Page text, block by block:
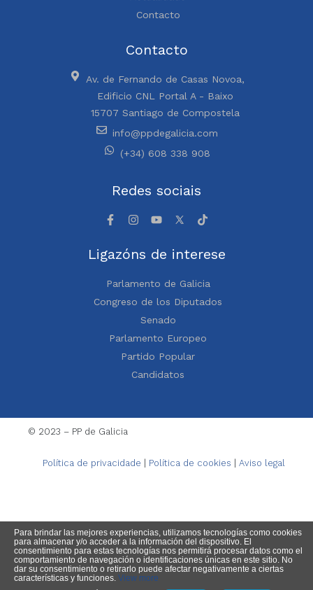
Contacto
Contacto
Av. de Fernando de Casas Novoa,
Edificio CNL Portal A - Baixo
15707 Santiago de Compostela
info@ppdegalicia.com
(+34) 608 338 908
Redes sociais
Ligazóns de interese
Parlamento de Galicia
Congreso de los Diputados
Senado
Parlamento Europeo
Partido Popular
Candidatos
© 2023 – PP de Galicia
Política de privacidade Política de cookies Aviso legal
Para brindar las mejores experiencias, utilizamos tecnologías como cookies
para almacenar y/o acceder a la información del dispositivo. El
consentimiento para estas tecnologías nos permitirá procesar datos como el
comportamiento de navegación o identificaciones únicas en este sitio. No
dar su consentimiento o retirarlo puede afectar negativamente a ciertas
características y funciones. View more